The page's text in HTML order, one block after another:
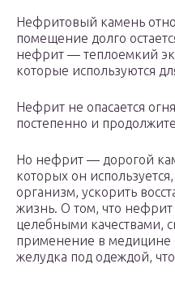
Нефритовый камень
помещение долго
нефрит — теплоемкий
которые используются
Нефрит не опасается
постепенно и
Но нефрит — дорогой
которых он
организм, ускорить
жизнь. О том, что нефрит
целебными качествами,
применение в медицине
желудка под одеждой,